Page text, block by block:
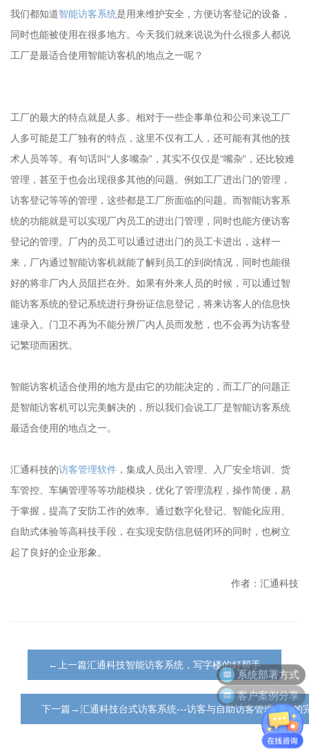
我们都知道智能访客系统是用来维护安全，方便访客登记的设备，
同时也能被使用在很多地方。今天我们就来说说为什么很多人都说
工厂是最适合使用智能访客机的地点之一呢？
工厂的最大的特点就是人多。相对于一些企事单位和公司来说工厂
人多可能是工厂独有的特点，这里不仅有工人，还可能有其他的技
术人员等等。有句话叫“人多嘴杂”，其实不仅仅是“嘴杂”，还比较难
管理，甚至于也会出现很多其他的问题。例如工厂进出门的管理，
访客登记等等的管理，这些都是工厂所面临的问题。而智能访客系
统的功能就是可以实现厂内员工的进出门管理，同时也能方便访客
登记的管理。厂内的员工可以通过进出门的员工卡进出，这样一
来，厂内通过智能访客机就能了解到员工的到岗情况，同时也能很
好的将非厂内人员阻拦在外。如果有外来人员的时候，可以通过智
能访客系统的登记系统进行身份证信息登记，将来访客人的信息快
速录入。门卫不再为不能分辨厂内人员而发愁，也不会再为访客登
记繁琐而困扰。
智能访客机适合使用的地方是由它的功能决定的，而工厂的问题正
是智能访客机可以完美解决的，所以我们会说工厂是智能访客系统
最适合使用的地点之一。
汇通科技的访客管理软件 ，集成人员出入管理、入厂安全培训、货
车管控、车辆管理等等功能模块，优化了管理流程，操作简便，易
于掌握，提高了安防工作的效率。通过数字化登记、智能化应用、
自助式体验等高科技手段，在实现安防信息链闭环的同时，也树立
起了良好的企业形象。
作者：汇通科技
←上一篇汇通科技智能访客系统，写字楼的好帮手
下一篇→汇通科技台式访客系统---访客与自助访客管理系统的
系统部署方式
客户案例分享